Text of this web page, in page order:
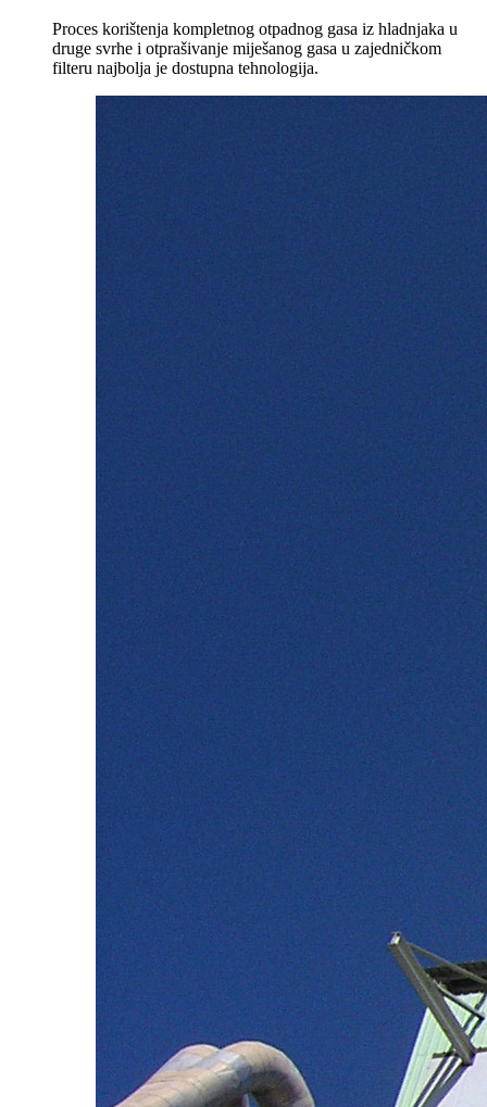
Proces korištenja kompletnog otpadnog gasa iz hladnjaka u
druge svrhe i otprašivanje miješanog gasa u zajedničkom
filteru najbolja je dostupna tehnologija.